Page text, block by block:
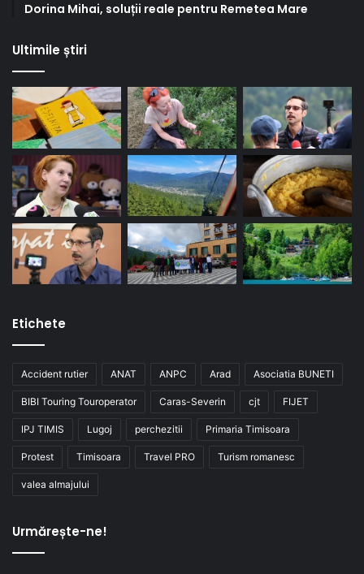
Dorina Mihai, soluții reale pentru Remetea Mare
Ultimile știri
Etichete
Accident rutier ANAT ANPC Arad Asociatia BUNETI
BIBI Touring Touroperator Caras-Severin cjt FIJET
IPJ TIMIS Lugoj perchezitii Primaria Timisoara
Protest Timisoara Travel PRO Turism romanesc
valea almajului
Urmărește-ne!